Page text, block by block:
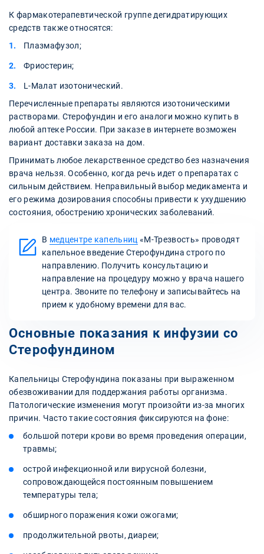
К фармакотерапевтической группе дегидратирующих
средств также относятся:
Плазмафузол;
Фриостерин;
L-Малат изотонический.
Перечисленные препараты являются изотоническими
растворами. Стерофундин и его аналоги можно купить в
любой аптеке России. При заказе в интернете возможен
вариант доставки заказа на дом.
Принимать любое лекарственное средство без назначения
врача нельзя. Особенно, когда речь идет о препаратах с
сильным действием. Неправильный выбор медикамента и
его режима дозирования способны привести к ухудшению
состояния, обострению хронических заболеваний.
В медцентре капельниц «‎М-Трезвость» проводят
капельное введение Стерофундина строго по
направлению. Получить консультацию и
направление на процедуру можно у врача нашего
центра. Звоните по телефону и записывайтесь на
прием к удобному времени для вас.
Основные показания к инфузии со
Стерофундином
Капельницы Стерофундина показаны при выраженном
обезвоживании для поддержания работы организма.
Патологические изменения могут произойти из-за многих
причин. Часто такие состояния фиксируются на фоне:
большой потери крови во время проведения операции,
травмы;
острой инфекционной или вирусной болезни,
сопровождающейся постоянным повышением
температуры тела;
обширного поражения кожи ожогами;
продолжительной рвоты, диареи;